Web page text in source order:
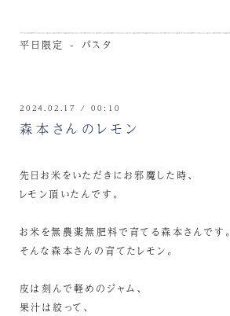
平日限定 - パスタ
2024.02.17 / 00:10
森本さんのレモン
先日お米をいただきにお邪魔した時、
レモン頂いたんです。
お米を無農薬無肥料で育てる森本さんです。
そんな森本さんの育てたレモン。
皮は刻んで軽めのジャム、
果汁は絞って、